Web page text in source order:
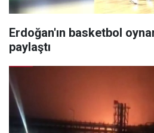
Erdoğan'ın basketbol
paylaştı